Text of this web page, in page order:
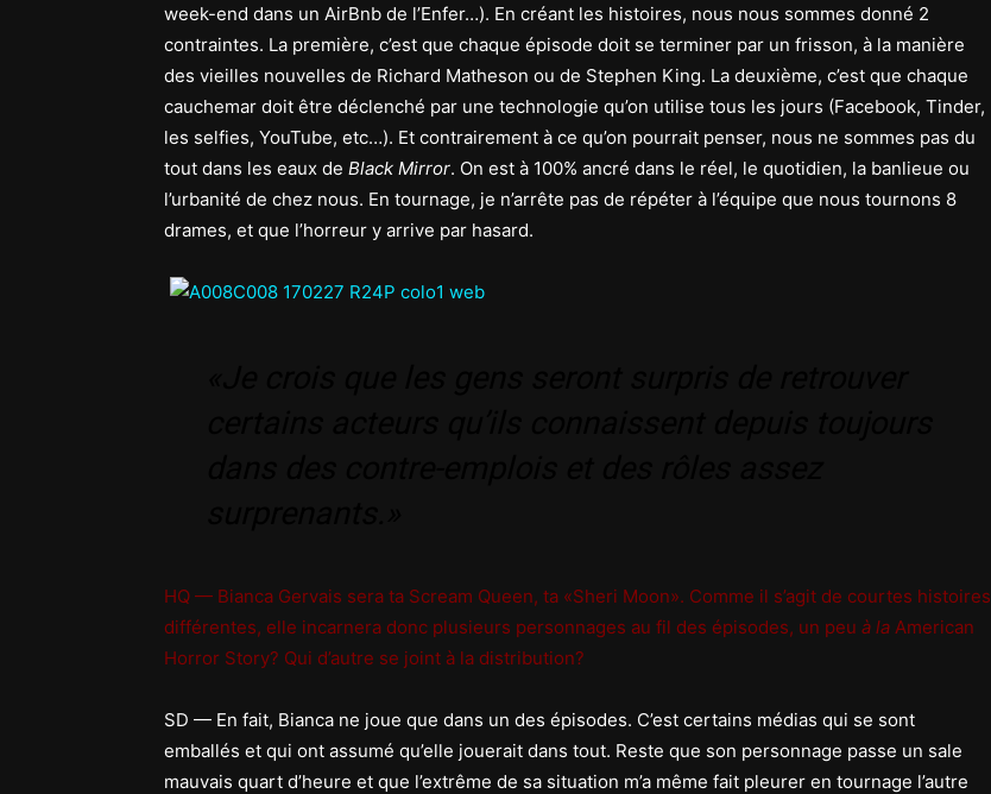
week-end dans un AirBnb de l’Enfer…). En créant les histoires, nous nous sommes donné 2
contraintes. La première, c’est que chaque épisode doit se terminer par un frisson, à la manière
des vieilles nouvelles de Richard Matheson ou de Stephen King. La deuxième, c’est que chaque
cauchemar doit être déclenché par une technologie qu’on utilise tous les jours (Facebook, Tinder,
les selfies, YouTube, etc…). Et contrairement à ce qu’on pourrait penser, nous ne sommes pas du
tout dans les eaux de Black Mirror. On est à 100% ancré dans le réel, le quotidien, la banlieue ou
l’urbanité de chez nous. En tournage, je n’arrête pas de répéter à l’équipe que nous tournons 8
drames, et que l’horreur y arrive par hasard.
HQ — Bianca Gervais sera ta Scream Queen, ta «Sheri Moon». Comme il s’agit de courtes histoires
différentes, elle incarnera donc plusieurs personnages au fil des épisodes, un peu à la American
Horror Story? Qui d’autre se joint à la distribution?
SD — En fait, Bianca ne joue que dans un des épisodes. C’est certains médias qui se sont
emballés et qui ont assumé qu’elle jouerait dans tout. Reste que son personnage passe un sale
mauvais quart d’heure et que l’extrême de sa situation m’a même fait pleurer en tournage l’autre